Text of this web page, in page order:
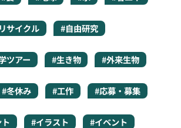
サイクル #自由研究
ツアー #生き物 #外来生物
#冬休み #工作 #応募・募集
#イラスト #イベント